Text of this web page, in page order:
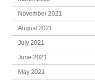
November 2021
August 2021
July 2021
June 2021
May 2021